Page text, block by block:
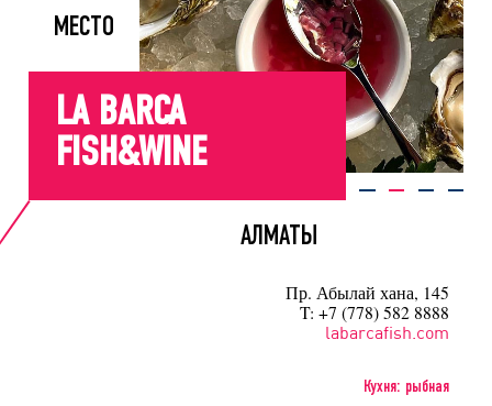
МЕСТО
LA BARCA
FISH&WINE
АЛМАТЫ
Пр. Абылай хана, 145
T: +7 (778) 582 8888
labarcafish.com
Кухня: рыбная